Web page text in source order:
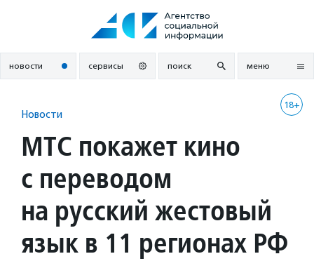
новости сервисы поиск меню
18+
Новости
МТС покажет кино
с переводом
на русский жестовый
язык в 11 регионах РФ